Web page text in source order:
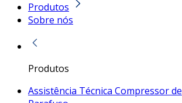
Produtos
Sobre nós
Produtos
Assistência Técnica Compressor de